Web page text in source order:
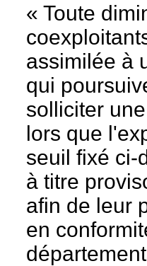
« Toute
assimilée à
qui
solliciter
lors que
seuil fixé ci-
à titre
afin de leur
en